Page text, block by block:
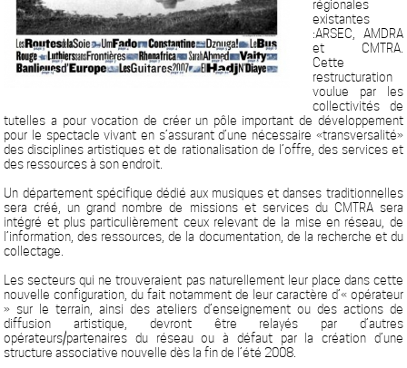
régionales
existantes
:ARSEC, AMDRA
et CMTRA.
Cette
restructuration
voulue par les
collectivités de
tutelles a pour vocation de créer un pôle important de développement
pour le spectacle vivant en s’assurant d’une nécessaire «transversalité»
des disciplines artistiques et de rationalisation de l’offre, des services et
des ressources à son endroit.
Un département spécifique dédié aux musiques et danses traditionnelles
sera créé, un grand nombre de missions et services du CMTRA sera
intégré et plus particulièrement ceux relevant de la mise en réseau, de
l’information, des ressources, de la documentation, de la recherche et du
collectage.
Les secteurs qui ne trouveraient pas naturellement leur place dans cette
nouvelle configuration, du fait notamment de leur caractère d’« opérateur
» sur le terrain, ainsi des ateliers d’enseignement ou des actions de
diffusion artistique, devront être relayés par d’autres
opérateurs/partenaires du réseau ou à défaut par la création d’une
structure associative nouvelle dès la fin de l’été 2008.